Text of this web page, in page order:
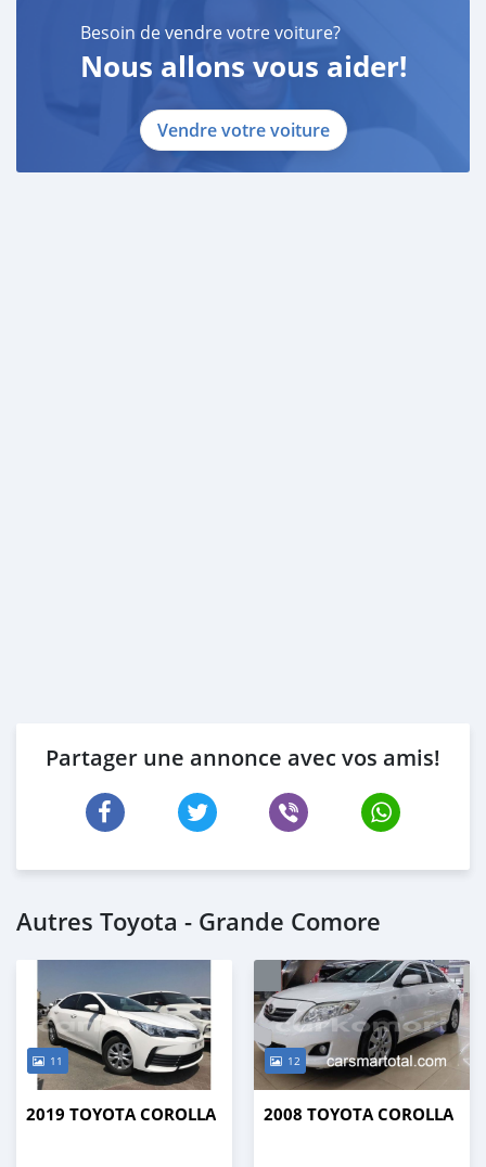
Besoin de vendre votre voiture?
Nous allons vous aider!
Vendre votre voiture
Partager une annonce avec vos amis!
Autres Toyota - Grande Comore
11
2019 TOYOTA COROLLA
12
2008 TOYOTA COROLLA